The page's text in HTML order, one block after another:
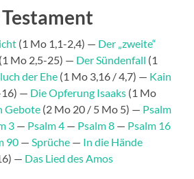
(1 Mo 1,1-2,4) — Der „zweite“
(1 Mo 2,5-25) — Der Sündenfall (1
der Ehe (1 Mo 3,16 / 4,7) — Kain
16) — Die Opferung Isaaks (1 Mo
Gebote (2 Mo 20 / 5 Mo 5) — Psalm
3 — Psalm 4 — Psalm 8 — Psalm 16
90 — Sprüche — In die Hände
— Das Lied des Amos